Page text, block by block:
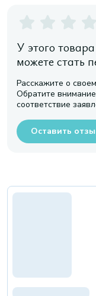
У этого
можете стать
Расскажите о
Обратите
соответствие
Оставить